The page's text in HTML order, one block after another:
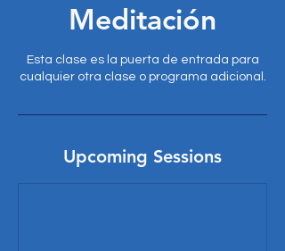
Meditación
Esta clase es la puerta de entrada para
cualquier otra clase o programa adicional.
Upcoming Sessions